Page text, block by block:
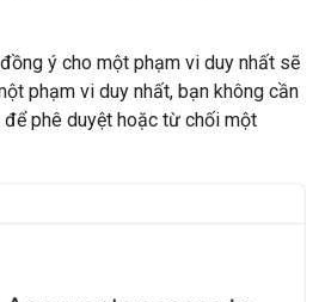
ý cho một phạm vi duy nhất sẽ
phạm vi duy nhất, bạn không cần
phê duyệt hoặc từ chối một